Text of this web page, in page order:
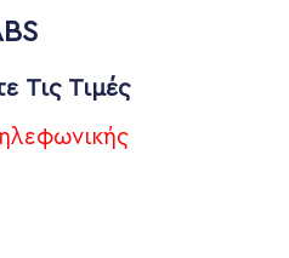
Τις Τιμές